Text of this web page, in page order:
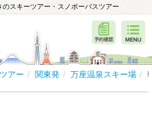
スキーツアー・スノボーバスツアー
アー 関東発 万座温泉スキー場